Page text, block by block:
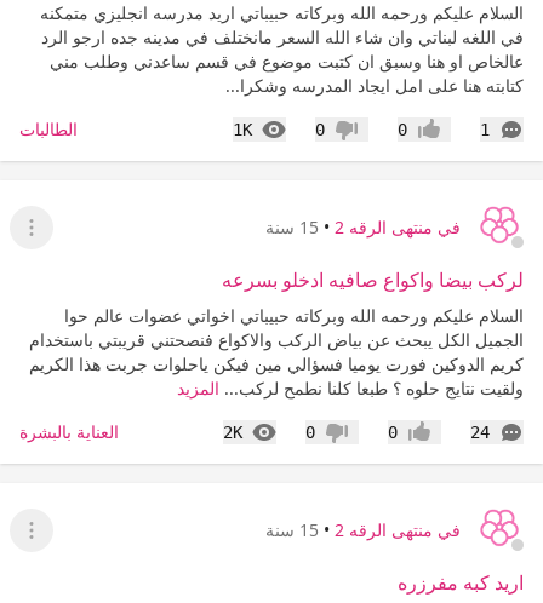
السلام عليكم ورحمه الله وبركاته حبيباتي اريد مدرسه انجليزي متمكنه
في اللغه لبناتي وان شاء الله السعر مانختلف في مدينه جده ارجو الرد
عالخاص او هنا وسبق ان كتبت موضوع في قسم ساعدني وطلب مني
كتابته هنا على امل ايجاد المدرسه وشكرا...
1
التعليقات إعجاب0 عدم إعجاب
0
1K
المشاهدات الطالبات
في منتهى الرقه 2 • 15 سنة
عرض
لركب بيضا واكواع صافيه ادخلو بسرعه
السلام عليكم ورحمه الله وبركاته حبيباتي اخواتي عضوات عالم حوا
الجميل الكل يبحث عن بياض الركب والاكواع فنصحتني قريبتي باستخدام
كريم الدوكين فورت يوميا فسؤالي مين فيكن ياحلوات جربت هذا الكريم
ولقيت نتايج حلوه ؟ طبعا كلنا نطمح لركب... المزيد
24
التعليقات إعجاب0 عدم إعجاب
0
2K
المشاهدات العناية بالبشرة
في منتهى الرقه 2 • 15 سنة
عرض
اريد كبه مفرزره